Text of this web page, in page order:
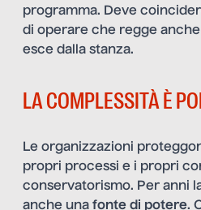
programma. Deve
di operare che regge
esce dalla stanza.
LA COMPLESSITÀ È
Le organizzazioni
propri processi e i propri
conservatorismo. Per anni
anche una fonte di potere.